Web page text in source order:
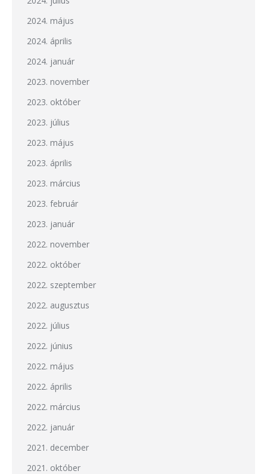
2024. május
2024. április
2024. január
2023. november
2023. október
2023. július
2023. május
2023. április
2023. március
2023. február
2023. január
2022. november
2022. október
2022. szeptember
2022. augusztus
2022. július
2022. június
2022. május
2022. április
2022. március
2022. január
2021. december
2021. október